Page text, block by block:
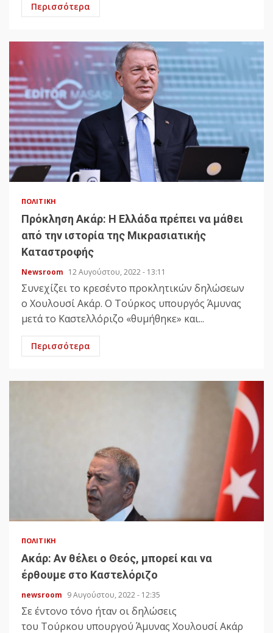
Περισσότερα
ΠΟΛΙΤΙΚΉ
Πρόκληση Ακάρ: Η Ελλάδα πρέπει να μάθει
από την ιστορία της Μικρασιατικής
Καταστροφής
Newsroom 12 Αυγούστου, 2022 - 13:11
Συνεχίζει το κρεσέντο προκλητικών δηλώσεων
ο Χουλουσί Ακάρ. Ο Τούρκος υπουργός Άμυνας
μετά το Καστελλόριζο «θυμήθηκε» και...
Περισσότερα
ΠΟΛΙΤΙΚΉ
Ακάρ: Αν θέλει ο Θεός, μπορεί και να
έρθουμε στο Καστελόριζο
newsroom 9 Αυγούστου, 2022 - 12:35
Σε έντονο τόνο ήταν οι δηλώσεις
του Τούρκου υπουργού Άμυνας Χουλουσί Ακάρ